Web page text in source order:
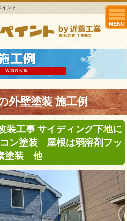
イント
MENU
外壁塗装 施工例
工事 サイディング下地に
ン塗装 屋根は弱溶剤フッ
塗装 他